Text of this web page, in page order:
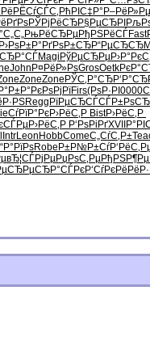
РЁСѓСЃС‚ РћРІС‡Р° Р–РёР»Рµ
РЎРјРёСЂР§РµСЂРІ
РњРёСЂРµРђРЅРёСЃFast
Р›РѕР±Р° РґРѕР±СЂР“РµСЂСЂ
Magi РўРµСЂРµ
John Р¤РёР»РѕGrosOetk
ZoneZone РЎС‚Р°СЂ
РєРѕРјРїFirs(РѕР·РІ 0000
Regg РїРµСЂСЃСЃР±РѕСЂ
СѓРїР°РєР›РёС‚Р BistР›РёС‚Р
Р›РёС‚Р Р‘РѕРіРґXVII
IntrLeon HobbComeС„СѓС‚Р±
Robe Р±Р№Р±Сѓ
вЂ¦СЃРјРµРџРѕС‚РµРђРЅР¶Рµ
СЂР°СЃРєР‘СѓРєРё